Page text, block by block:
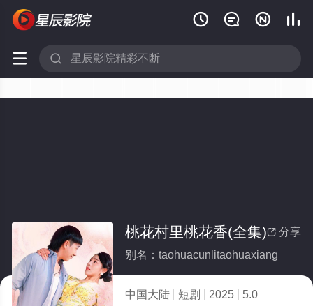
   
 
 分享
桃花村里桃花香(全集)
别名：taohuacunlitaohuaxiang
中国大陆 短剧 2025
5.0